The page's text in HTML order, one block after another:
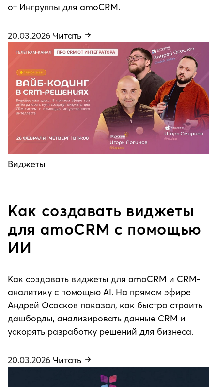
от Ингруппы для amoCRM.
20.03.2026 Читать
Виджеты
Как создавать виджеты
для amoCRM с помощью
ИИ
Как создавать виджеты для amoCRM и CRM-
аналитику с помощью AI. На прямом эфире
Андрей Ососков показал, как быстро строить
дашборды, анализировать данные CRM и
ускорять разработку решений для бизнеса.
20.03.2026 Читать